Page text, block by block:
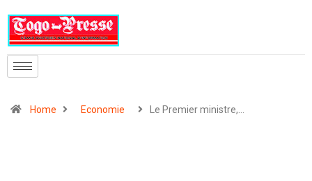
Home Economie Le Premier ministre,…